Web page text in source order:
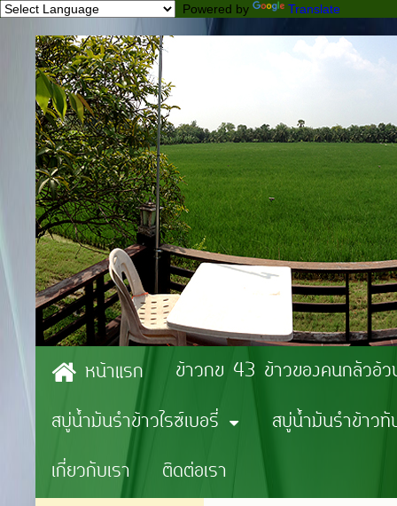
Powered by Translate
หน้าแรก
ข้าวกข 43 ข้าวของคนกลัวอ้
สบู่น้ำมันรำข้าวไรซ์เบอรี่
สบู่น้ำมันรำข้าว
เกี่ยวกับเรา
ติดต่อเรา